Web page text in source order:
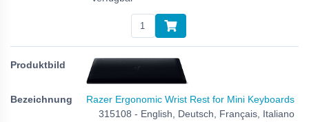
Razer Ergonomic Wrist Rest for Mini Keyboards
315108 - English, Deutsch, Français, Italiano